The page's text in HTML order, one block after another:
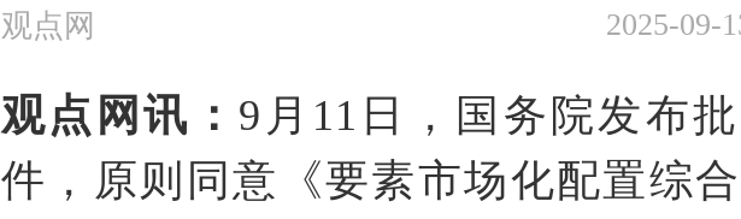
观点网 2025-09-
观点网讯： 9月11日，国务院发布
件，原则同意《要素市场化配置综